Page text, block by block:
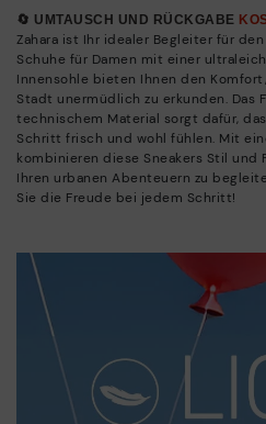
🔄 UMTAUSCH UND RÜCKGABE
Zahara ist Ihr idealer Begleiter für
Schuhe für Damen mit einer
Innensohle bieten Ihnen den
Stadt unermüdlich zu erkunden. Das
technischem Material sorgt dafür,
Schritt frisch und wohl fühlen. Mit
kombinieren diese Sneakers Stil und
Ihren urbanen Abenteuern zu
Sie die Freude bei jedem Schritt!